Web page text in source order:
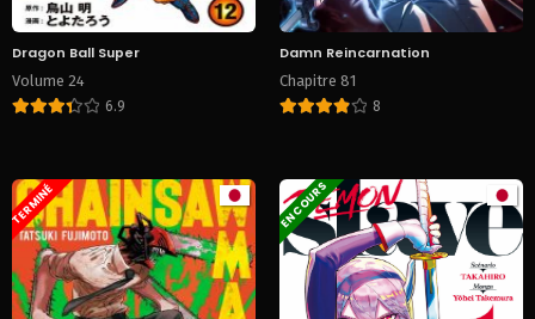
Dragon Ball Super
Volume 24
6.9
Damn Reincarnation
Chapitre 81
8
TERMINÉ EN COURS